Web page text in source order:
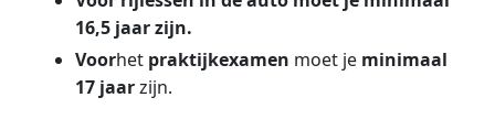
16,5 jaar zijn.
Voorhet praktijkexamen moet je minimaal
17 jaarzijn.